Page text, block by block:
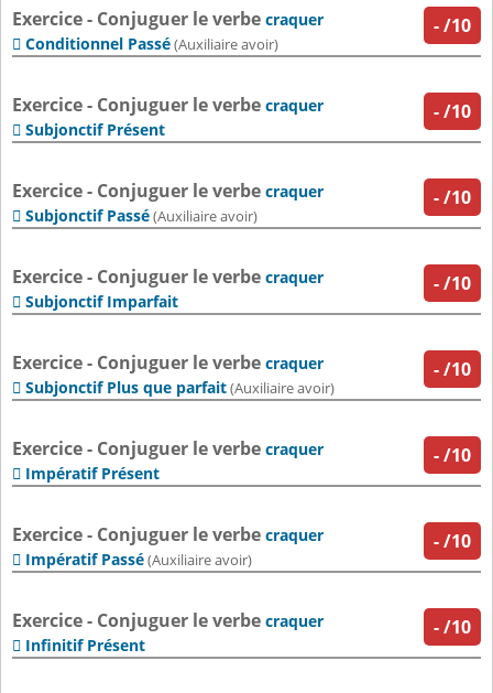
-/10
Exercice - Conjuguer le verbe craquer
 Conditionnel Passé(Auxiliaire avoir)
-/10
Exercice - Conjuguer le verbe craquer
 Subjonctif Présent
-/10
Exercice - Conjuguer le verbe craquer
 Subjonctif Passé(Auxiliaire avoir)
-/10
Exercice - Conjuguer le verbe craquer
 Subjonctif Imparfait
-/10
Exercice - Conjuguer le verbe craquer
 Subjonctif Plus que parfait(Auxiliaire avoir)
-/10
Exercice - Conjuguer le verbe craquer
 Impératif Présent
-/10
Exercice - Conjuguer le verbe craquer
 Impératif Passé(Auxiliaire avoir)
-/10
Exercice - Conjuguer le verbe craquer
 Infinitif Présent